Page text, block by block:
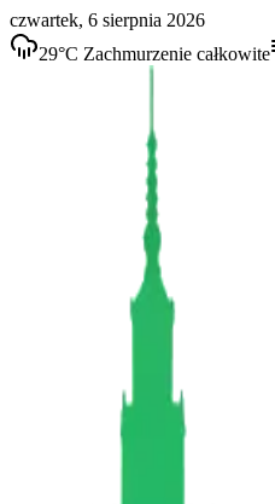
czwartek, 6 sierpnia 2026
29°C Zachmurzenie całkowite